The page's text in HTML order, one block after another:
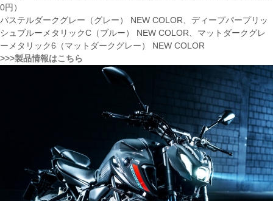
0円）
パステルダークグレー（グレー） NEW COLOR、ディープパープリッ
シュブルーメタリックC（ブルー） NEW COLOR、マットダークグレ
ーメタリック6（マットダークグレー） NEW COLOR
>>>製品情報はこちら